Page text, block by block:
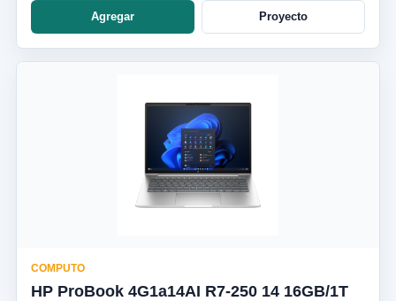
Agregar Proyecto
COMPUTO
HP ProBook 4G1a14AI R7-250 14 16GB/1T